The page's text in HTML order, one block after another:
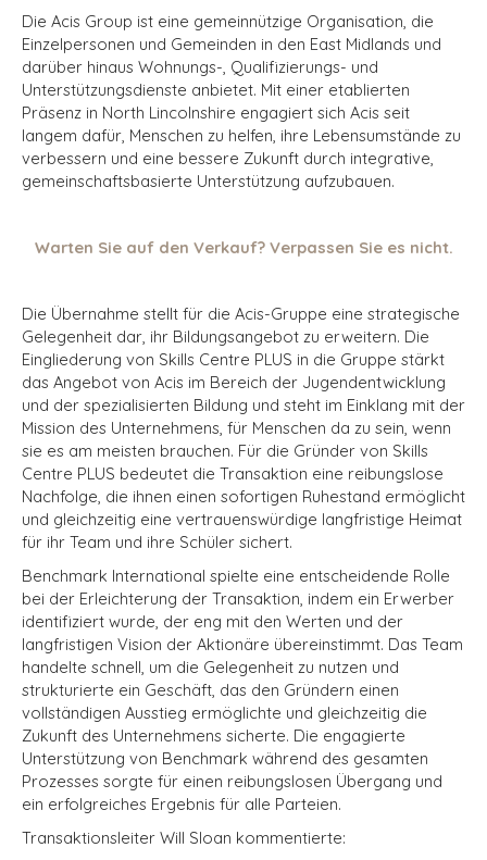
Die Acis Group ist eine gemeinnützige Organisation, die
Einzelpersonen und Gemeinden in den East Midlands und
darüber hinaus Wohnungs-, Qualifizierungs- und
Unterstützungsdienste anbietet. Mit einer etablierten
Präsenz in North Lincolnshire engagiert sich Acis seit
langem dafür, Menschen zu helfen, ihre Lebensumstände zu
verbessern und eine bessere Zukunft durch integrative,
gemeinschaftsbasierte Unterstützung aufzubauen.
Warten Sie auf den Verkauf? Verpassen Sie es nicht.
Die Übernahme stellt für die Acis-Gruppe eine strategische
Gelegenheit dar, ihr Bildungsangebot zu erweitern. Die
Eingliederung von Skills Centre PLUS in die Gruppe stärkt
das Angebot von Acis im Bereich der Jugendentwicklung
und der spezialisierten Bildung und steht im Einklang mit der
Mission des Unternehmens, für Menschen da zu sein, wenn
sie es am meisten brauchen. Für die Gründer von Skills
Centre PLUS bedeutet die Transaktion eine reibungslose
Nachfolge, die ihnen einen sofortigen Ruhestand ermöglicht
und gleichzeitig eine vertrauenswürdige langfristige Heimat
für ihr Team und ihre Schüler sichert.
Benchmark International spielte eine entscheidende Rolle
bei der Erleichterung der Transaktion, indem ein Erwerber
identifiziert wurde, der eng mit den Werten und der
langfristigen Vision der Aktionäre übereinstimmt. Das Team
handelte schnell, um die Gelegenheit zu nutzen und
strukturierte ein Geschäft, das den Gründern einen
vollständigen Ausstieg ermöglichte und gleichzeitig die
Zukunft des Unternehmens sicherte. Die engagierte
Unterstützung von Benchmark während des gesamten
Prozesses sorgte für einen reibungslosen Übergang und
ein erfolgreiches Ergebnis für alle Parteien.
Transaktionsleiter Will Sloan kommentierte: